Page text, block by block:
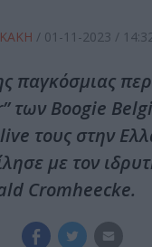
/ 01-11-2023 /
παγκόσμιας
των Boogie
τους στην
με τον
Cromheecke.